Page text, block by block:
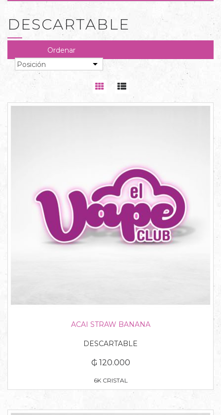
DESCARTABLE
Ordenar
ACAI STRAW BANANA
DESCARTABLE
₲ 120.000
6K CRISTAL